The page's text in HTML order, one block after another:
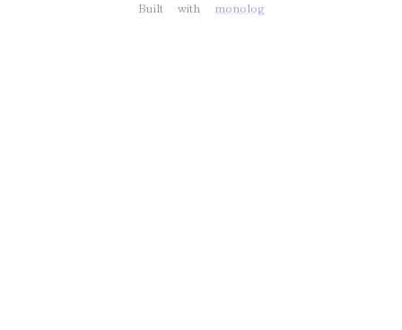
Built with monolog